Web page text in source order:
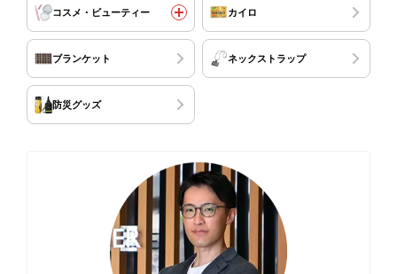
コスメ・ビューティー カイロ
ブランケット ネックストラップ
防災グッズ